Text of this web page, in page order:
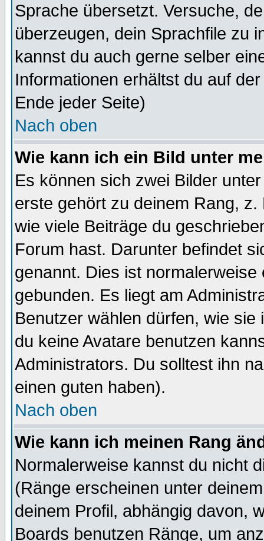
Sprache übersetzt. Versuche,
überzeugen, dein Sprachfile zu
kannst du auch gerne selber
Informationen erhältst du auf
Ende jeder Seite)
Nach oben
Wie kann ich ein Bild unter
Es können sich zwei Bilder
erste gehört zu deinem Rang,
wie viele Beiträge du
Forum hast. Darunter befindet
genannt. Dies ist
gebunden. Es liegt am
Benutzer wählen dürfen, wie
du keine Avatare benutzen
Administrators. Du solltest ihn
einen guten haben).
Nach oben
Wie kann ich meinen Rang
Normalerweise kannst du nicht
(Ränge erscheinen unter
deinem Profil, abhängig davon,
Boards benutzen Ränge, um